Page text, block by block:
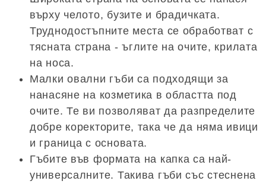
върху челото, бузите и брадичката.
Труднодостъпните места се обработват с
тясната страна - ъглите на очите, крилата
на носа.
Малки овални гъби са подходящи за
нанасяне на козметика в областта под
очите. Те ви позволяват да разпределите
добре коректорите, така че да няма ивици
и граница с основата.
Гъбите във формата на капка са най-
универсалните. Такива гъби със стеснена